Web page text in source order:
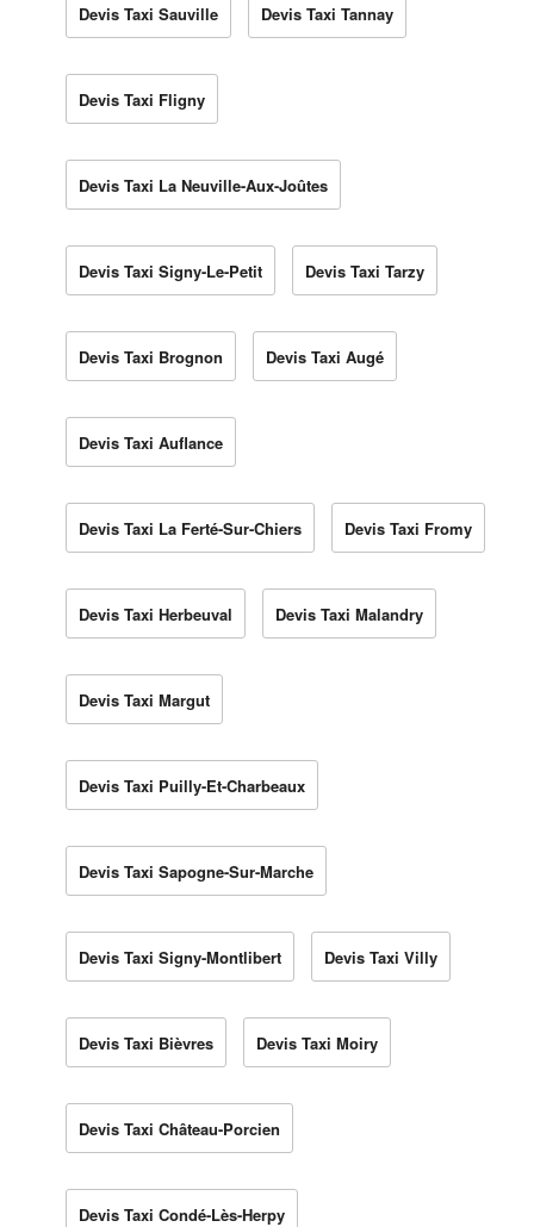
Devis Taxi Sauville Devis Taxi Tannay
Devis Taxi Fligny
Devis Taxi La Neuville-Aux-Joûtes
Devis Taxi Signy-Le-Petit Devis Taxi Tarzy
Devis Taxi Brognon Devis Taxi Augé
Devis Taxi Auflance
Devis Taxi La Ferté-Sur-Chiers Devis Taxi Fromy
Devis Taxi Herbeuval Devis Taxi Malandry
Devis Taxi Margut
Devis Taxi Puilly-Et-Charbeaux
Devis Taxi Sapogne-Sur-Marche
Devis Taxi Signy-Montlibert Devis Taxi Villy
Devis Taxi Bièvres Devis Taxi Moiry
Devis Taxi Château-Porcien
Devis Taxi Condé-Lès-Herpy